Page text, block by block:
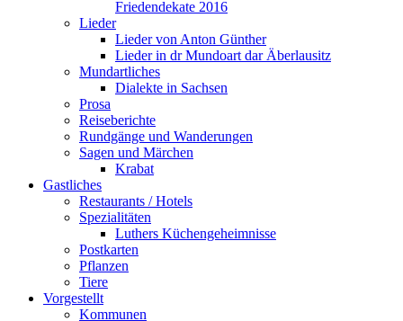
Friedendekate 2016
Lieder
Lieder von Anton Günther
Lieder in dr Mundoart dar Äberlausitz
Mundartliches
Dialekte in Sachsen
Prosa
Reiseberichte
Rundgänge und Wanderungen
Sagen und Märchen
Krabat
Gastliches
Restaurants / Hotels
Spezialitäten
Luthers Küchengeheimnisse
Postkarten
Pflanzen
Tiere
Vorgestellt
Kommunen